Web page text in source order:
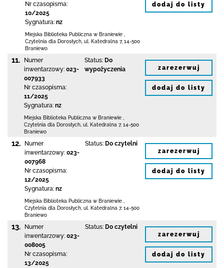
Nr czasopisma:
10/2025
Sygnatura: nz
Miejska Biblioteka Publiczna w Braniewie
Czytelnia dla Dorosłych, ul. Katedralna 7, 14-500
Braniewo
dodaj do listy
11.
Numer
inwentarzowy: 023-
007933
Nr czasopisma:
11/2025
Sygnatura: nz
Status: Do
wypożyczenia
Miejska Biblioteka Publiczna w Braniewie
Czytelnia dla Dorosłych, ul. Katedralna 7, 14-500
Braniewo
zarezerwuj
dodaj do listy
12.
Numer
inwentarzowy: 023-
007968
Nr czasopisma:
12/2025
Sygnatura: nz
Status: Do czytelni
Miejska Biblioteka Publiczna w Braniewie
Czytelnia dla Dorosłych, ul. Katedralna 7, 14-500
Braniewo
zarezerwuj
dodaj do listy
13.
Numer
inwentarzowy: 023-
008005
Nr czasopisma:
13/2025
Status: Do czytelni
zarezerwuj
dodaj do listy